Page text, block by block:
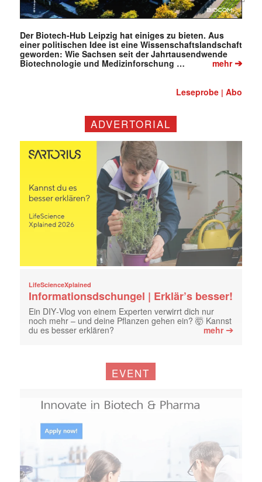
Der Biotech-Hub Leipzig hat einiges zu bieten. Aus
einer politischen Idee ist eine Wissenschaftslandschaft
geworden: Wie Sachsen seit der Jahrtausendwende
Biotechnologie und Medizinforschung …
mehr➔
Leseprobe |Abo
ADVERTORIAL
LifeScienceXplained
Informationsdschungel | Erklär’s besser!
Ein DIY‑Vlog von einem Experten verwirrt dich nur
noch mehr – und deine Pflanzen gehen ein? 🤯 Kannst
du es besser erklären?
mehr➔
EVENT